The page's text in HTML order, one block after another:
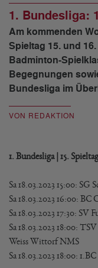
1. Bundesliga:
Am kommenden
Spieltag 15. und
Badminton-
Begegnungen
Bundesliga im
VON REDAKTION
1. Bundesliga | 15.
Sa 18.03.2023 15:00:
Sa 18.03.2023 16:00:
Sa 18.03.2023 17:30: SV
Sa 18.03.2023 18:00:
Weiss Wittorf NMS
Sa 18.03.2023 18:00: